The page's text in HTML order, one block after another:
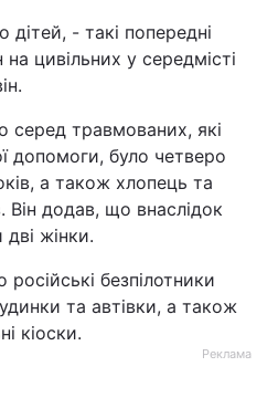
дітей, - такі попередні
на цивільних у середмісті
травмованих, які
допомоги, було четверо
а також хлопець та
Він додав, що внаслідок
жінки.
безпілотники
та автівки, а також
кіоски.
Реклама